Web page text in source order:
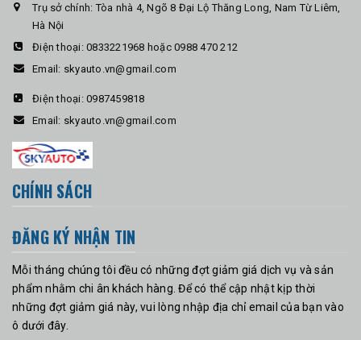
Trụ sở chính: Tòa nhà 4, Ngõ 8 Đại Lộ Thăng Long, Nam Từ Liêm,
Hà Nội
Điện thoại: 0833221968 hoặc 0988 470 212
Email: skyauto.vn@gmail.com
Điện thoại: 0987459818
Email: skyauto.vn@gmail.com
CHÍNH SÁCH
ĐĂNG KÝ NHẬN TIN
Mỗi tháng chúng tôi đều có những đợt giảm giá dịch vụ và sản
phẩm nhằm chi ân khách hàng. Để có thể cập nhật kịp thời
những đợt giảm giá này, vui lòng nhập địa chỉ email của bạn vào
ô dưới đây.